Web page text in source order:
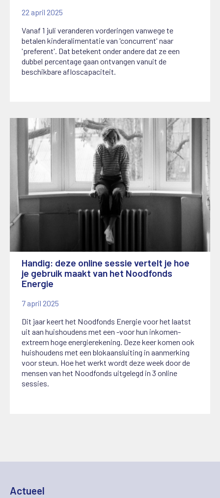
22 april 2025
Vanaf 1 juli veranderen vorderingen vanwege te
betalen kinderalimentatie van 'concurrent' naar
'preferent'. Dat betekent onder andere dat ze een
dubbel percentage gaan ontvangen vanuit de
beschikbare afloscapaciteit.
Handig: deze online sessie vertelt je hoe
je gebruik maakt van het Noodfonds
Energie
7 april 2025
Dit jaar keert het Noodfonds Energie voor het laatst
uit aan huishoudens met een -voor hun inkomen-
extreem hoge energierekening. Deze keer komen ook
huishoudens met een blokaansluiting in aanmerking
voor steun. Hoe het werkt wordt deze week door de
mensen van het Noodfonds uitgelegd in 3 online
sessies.
Actueel